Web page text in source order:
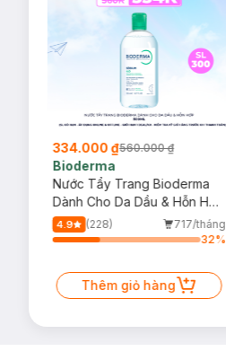
334.000 ₫560.000 ₫
Bioderma
Nước Tẩy Trang Bioderma
Dành Cho Da Dầu & Hỗn Hợp
500ml
4.9 (228)
717/tháng
32%
Thêm giỏ hàng